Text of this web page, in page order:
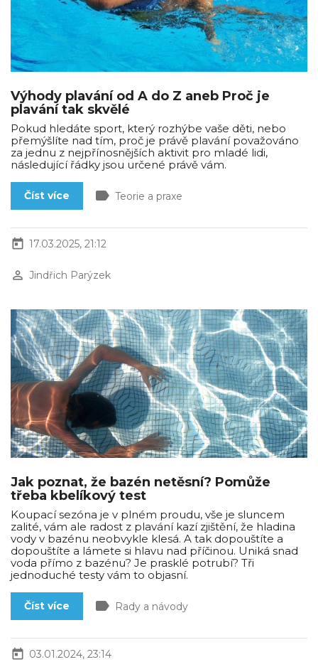
Výhody plavání od A do Z aneb Proč je
plavání tak skvělé
Pokud hledáte sport, který rozhýbe vaše děti, nebo
přemýšlíte nad tím, proč je právě plavání považováno
za jednu z nejpřínosnějších aktivit pro mladé lidi,
následující řádky jsou určené právě vám.
Číst více label Teorie a praxe
today 17.03.2025, 21:12
perm_identity Jindřich Parýzek
Jak poznat, že bazén netěsní? Pomůže
třeba kbelíkový test
Koupací sezóna je v plném proudu, vše je sluncem
zalité, vám ale radost z plavání kazí zjištění, že hladina
vody v bazénu neobvykle klesá. A tak dopouštíte a
dopouštíte a lámete si hlavu nad příčinou. Uniká snad
voda přímo z bazénu? Je prasklé potrubí? Tři
jednoduché testy vám to objasní.
Číst více label Rady a návody
today 03.01.2024, 23:14